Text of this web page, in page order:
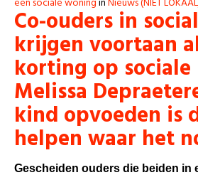
Co-ouders in
krijgen voortaan
korting op
Melissa
kind opvoeden is
helpen waar het
Gescheiden ouders die beiden in